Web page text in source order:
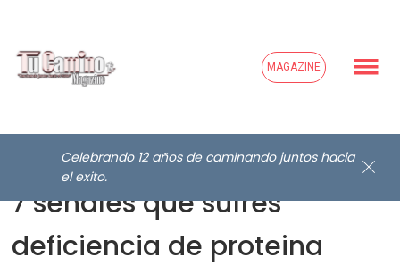
MAGAZINE
Celebrando 12 años de caminando juntos hacia
el exito.
7 señales que sufres
deficiencia de proteina